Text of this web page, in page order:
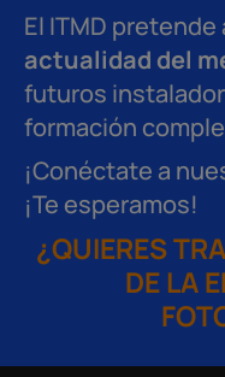
El ITMD pretende
actualidad del
futuros
formación
¡Conéctate a
¡Te esperamos!
¿QUIERES
DE LA